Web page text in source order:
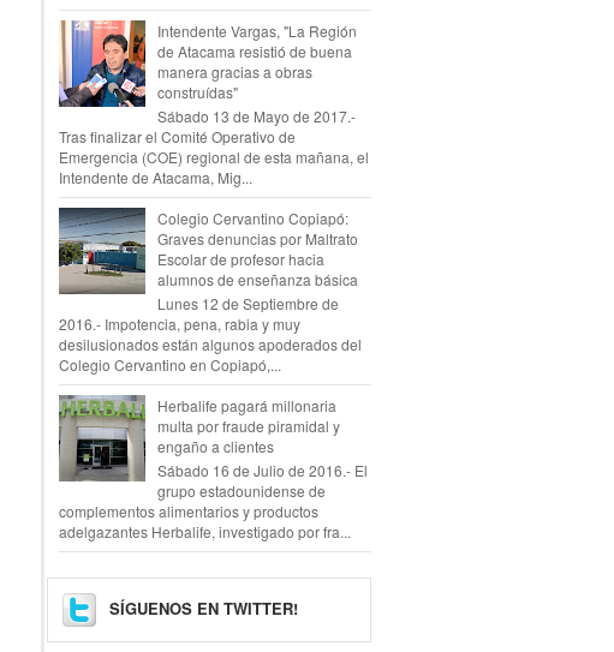
Intendente Vargas, "La Región
de Atacama resistió de buena
manera gracias a obras
construídas"
Sábado 13 de Mayo de 2017.-
Tras finalizar el Comité Operativo de
Emergencia (COE) regional de esta mañana, el
Intendente de Atacama, Mig...
Colegio Cervantino Copiapó:
Graves denuncias por Maltrato
Escolar de profesor hacia
alumnos de enseñanza básica
Lunes 12 de Septiembre de
2016.- Impotencia, pena, rabia y muy
desilusionados están algunos apoderados del
Colegio Cervantino en Copiapó,...
Herbalife pagará millonaria
multa por fraude piramidal y
engaño a clientes
Sábado 16 de Julio de 2016.- El
grupo estadounidense de
complementos alimentarios y productos
adelgazantes Herbalife, investigado por fra...
SÍGUENOS EN TWITTER!